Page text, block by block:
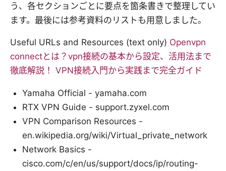
う、各セクションごとに要点を箇条書きで整理してい
ます。最後には参考資料のリストも用意しました。
Useful URLs and Resources (text only) Openvpn
connectとは？vpn接続の基本から設定、活用法まで
徹底解説！ VPN接続入門から実践まで完全ガイド
Yamaha Official - yamaha.com
RTX VPN Guide - support.zyxel.com
VPN Comparison Resources -
en.wikipedia.org/wiki/Virtual_private_network
Network Basics -
cisco.com/c/en/us/support/docs/ip/routing-